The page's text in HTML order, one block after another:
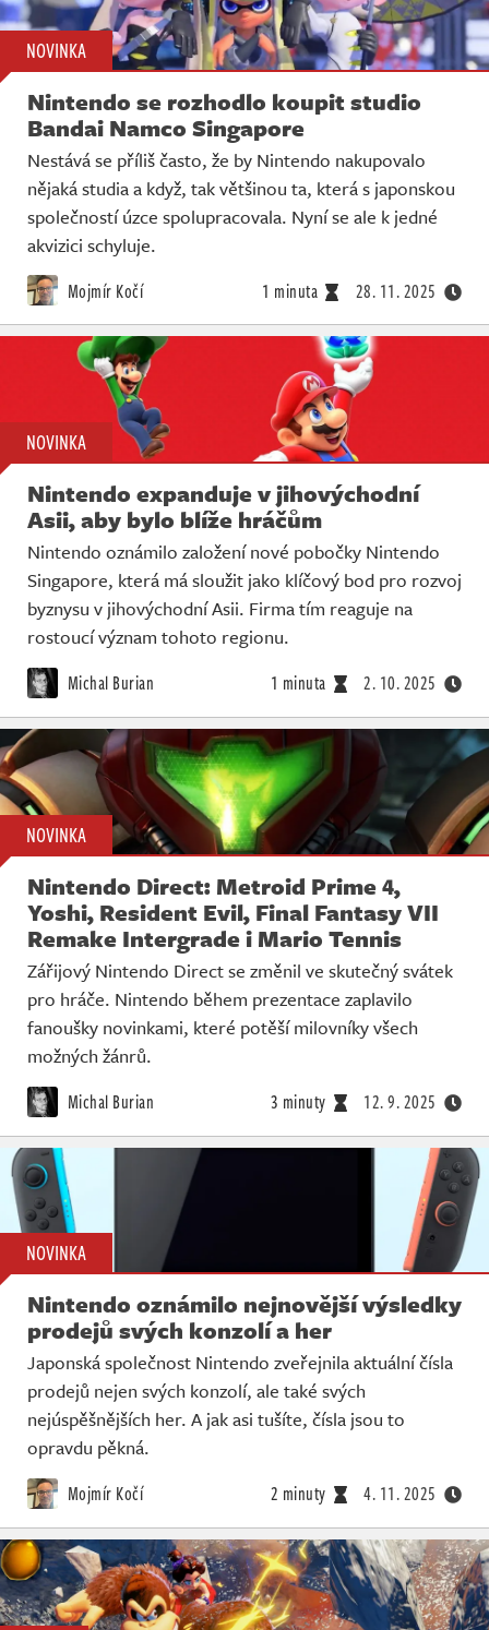
NOVINKA
Nintendo se rozhodlo koupit studio
Bandai Namco Singapore
Nestává se příliš často, že by Nintendo nakupovalo
nějaká studia a když, tak většinou ta, která s japonskou
společností úzce spolupracovala. Nyní se ale k jedné
akvizici schyluje.
Mojmír Kočí 1 minuta 28. 11. 2025
NOVINKA
Nintendo expanduje v jihovýchodní
Asii, aby bylo blíže hráčům
Nintendo oznámilo založení nové pobočky Nintendo
Singapore, která má sloužit jako klíčový bod pro rozvoj
byznysu v jihovýchodní Asii. Firma tím reaguje na
rostoucí význam tohoto regionu.
Michal Burian 1 minuta 2. 10. 2025
NOVINKA
Nintendo Direct: Metroid Prime 4,
Yoshi, Resident Evil, Final Fantasy VII
Remake Intergrade i Mario Tennis
Zářijový Nintendo Direct se změnil ve skutečný svátek
pro hráče. Nintendo během prezentace zaplavilo
fanoušky novinkami, které potěší milovníky všech
možných žánrů.
Michal Burian 3 minuty 12. 9. 2025
NOVINKA
Nintendo oznámilo nejnovější výsledky
prodejů svých konzolí a her
Japonská společnost Nintendo zveřejnila aktuální čísla
prodejů nejen svých konzolí, ale také svých
nejúspěšnějších her. A jak asi tušíte, čísla jsou to
opravdu pěkná.
Mojmír Kočí 2 minuty 4. 11. 2025